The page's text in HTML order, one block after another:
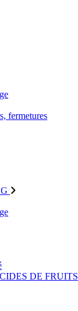
fermetures
DE FRUITS